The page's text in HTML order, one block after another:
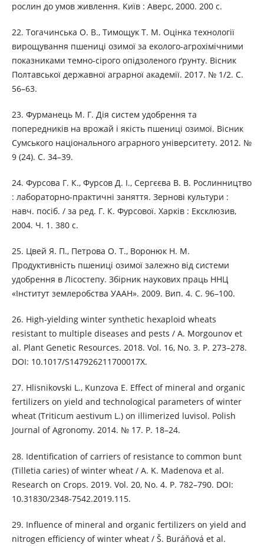
рослин до умов живлення. Київ : Аверс, 2000. 200 с.
22. Тогачинська О. В., Тимощук Т. М. Оцінка технології
вирощування пшениці озимої за еколого-агрохімічними
показниками темно-сірого опідзоленого ґрунту. Вісник
Полтавської державної аграрної академії. 2017. № 1/2. С.
56–63.
23. Фурманець М. Г. Дія систем удобрення та
попередників на врожай і якість пшениці озимої. Вісник
Сумського національного аграрного університету. 2012. №
9 (24). С. 34–39.
24. Фурсова Г. К., Фурсов Д. І., Сергєєва В. В. Рослинництво
: лабораторно-практичні заняття. Зернові культури :
навч. посіб. / за ред. Г. К. Фурсової. Харків : Ексклюзив,
2004. Ч. 1. 380 с.
25. Цвей Я. П., Петрова О. Т., Воронюк Н. М.
Продуктивність пшениці озимої залежно від системи
удобрення в Лісостепу. Збірник наукових праць ННЦ
«Інститут землеробства УААН». 2009. Вип. 4. С. 96–100.
26. High-yielding winter synthetic hexaploid wheats
resistant to multiple diseases and pests / A. Morgounov et
al. Plant Genetic Resources. 2018. Vol. 16, No. 3. P. 273–278.
DOI: 10.1017/S147926211700017X.
27. Hlisnikovski L., Kunzova E. Effect of mineral and organic
fertilizers on yield and technological parameters of winter
wheat (Triticum aestivum L.) on illimerized luvisol. Polish
Journal of Agronomy. 2014. № 17. P. 18–24.
28. Identification of carriers of resistance to common bunt
(Tilletia caries) of winter wheat / A. K. Madenova et al.
Research on Crops. 2019. Vol. 20, No. 4. P. 782–790. DOI:
10.31830/2348-7542.2019.115.
29. Influence of mineral and organic fertilizers on yield and
nitrogen efficiency of winter wheat / Š. Buráňová et al.